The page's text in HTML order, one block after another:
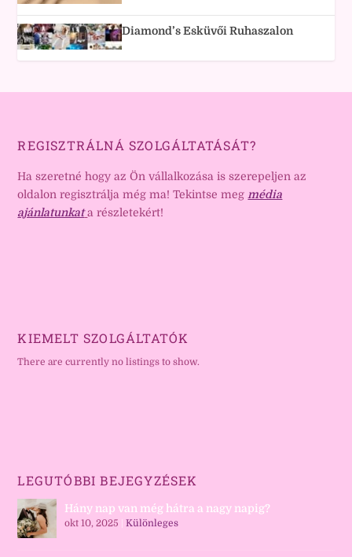
Diamond’s Esküvői Ruhaszalon
REGISZTRÁLNÁ SZOLGÁLTATÁSÁT?
Ha szeretné hogy az Ön vállalkozása is szerepeljen az
oldalon regisztrálja még ma! Tekintse meg média
ajánlatunkat a részletekért!
KIEMELT SZOLGÁLTATÓK
There are currently no listings to show.
LEGUTÓBBI BEJEGYZÉSEK
Hány nap van még hátra a nagy napig?
okt 10, 2025 |Különleges